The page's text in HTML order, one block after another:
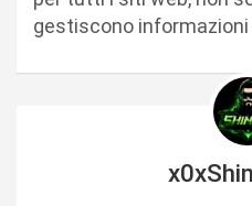
gestiscono informazioni